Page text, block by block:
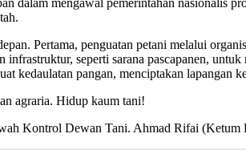
Pertama, penguatan petani melalui
seperti sarana pascapanen,
kedaulatan pangan, menciptakan lapangan
agraria. Hidup kaum tani!
Kontrol Dewan Tani. Ahmad Rifai (Ketum